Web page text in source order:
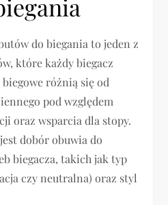
do biegania to jeden z
które każdy biegacz
różnią się od
pod względem
oraz wsparcia dla stopy.
dobór obuwia do
biegacza, takich jak typ
czy neutralna) oraz styl